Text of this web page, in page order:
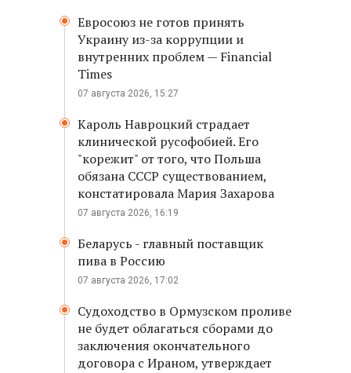
Евросоюз не готов принять
Украину из-за коррупции и
внутренних проблем — Financial
Times
07 августа 2026, 15:27
Кароль Навроцкий страдает
клинической русофобией. Его
"корежит" от того, что Польша
обязана СССР существованием,
констатировала Мария Захарова
07 августа 2026, 16:19
Беларусь - главный поставщик
пива в Россию
07 августа 2026, 17:02
Судоходство в Ормузском проливе
не будет облагаться сборами до
заключения окончательного
договора с Ираном, утверждает